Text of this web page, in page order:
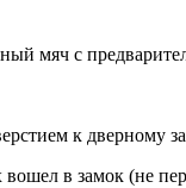
мяч с
к дверному
в замок (не